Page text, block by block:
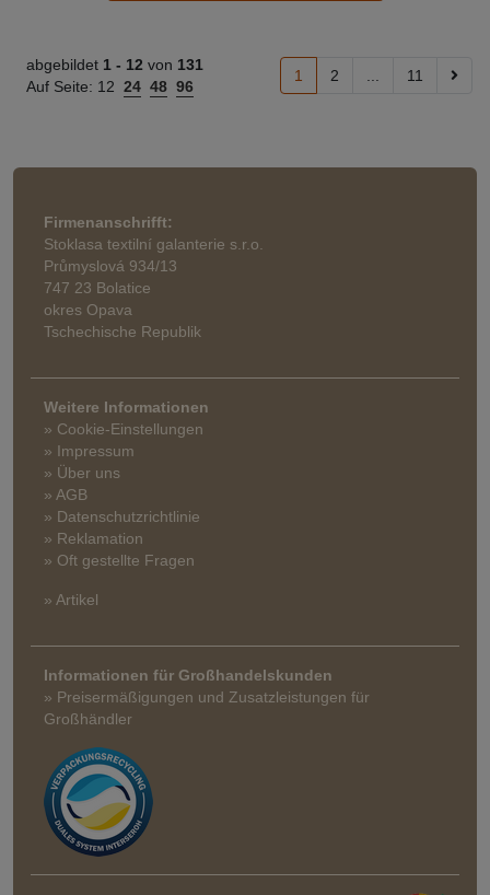
abgebildet 1 - 12 von 131
Auf Seite: 12 24 48 96
1 2 11
Firmenanschrifft:
Stoklasa textilní galanterie s.r.o.
Průmyslová 934/13
747 23 Bolatice
okres Opava
Tschechische Republik
Weitere Informationen
» Cookie-Einstellungen
» Impressum
» Über uns
» AGB
» Datenschutzrichtlinie
» Reklamation
» Oft gestellte Fragen
» Artikel
Informationen für Großhandelskunden
» Preisermäßigungen und Zusatzleistungen für
Großhändler